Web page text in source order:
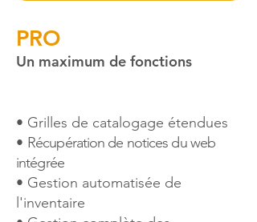
PRO
​​​Un maximum de fonctions
• Grilles de catalogage étendues
• Récupération de notices du web
intégrée
• Gestion automatisée de
l'inventaire